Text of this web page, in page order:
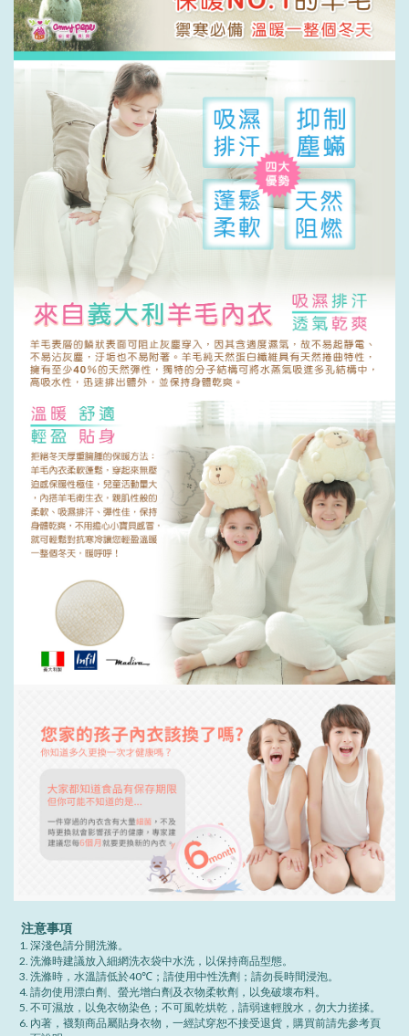
注意事項
深淺色請分開洗滌。
洗滌時建議放入細網洗衣袋中水洗，以保持商品型態。
洗滌時，水溫請低於40℃；請使用中性洗劑；請勿長時間浸泡。
請勿使用漂白劑、螢光增白劑及衣物柔軟劑，以免破壞布料。
不可濕放，以免衣物染色；不可風乾烘乾，請弱速輕脫水，勿大力搓揉。
內著，襪類商品屬貼身衣物，一經試穿恕不接受退貨，購買前請先參考頁